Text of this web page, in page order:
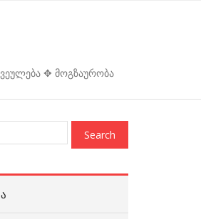
✥ მოგზაურობა